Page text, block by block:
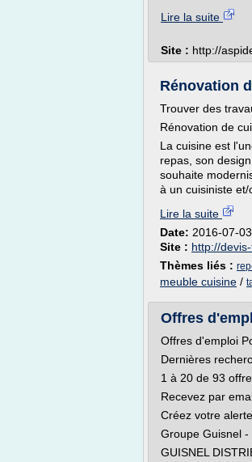
Lire la suite
Site : http://
Rénovation
Trouver des
Rénovation de
La cuisine est
repas, son
souhaite
à un cuisiniste et/
Lire la suite
Date: 2016-07-
Site : http://
Thèmes liés :
meuble cuisine /
Offres
Offres d'emploi
Dernières
1 à 20 de 93
Recevez par
Créez votre alerte
Groupe Guisnel -
GUISNEL